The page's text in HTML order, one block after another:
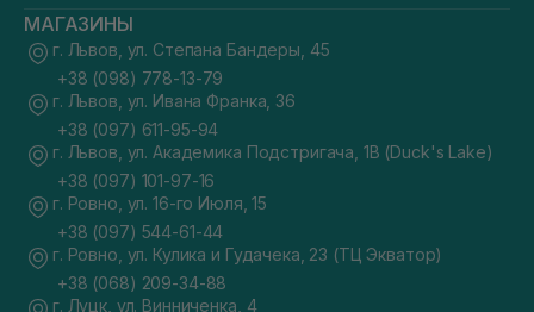
МАГАЗИНЫ
г. Львов, ул. Степана Бандеры, 45
+38 (098) 778-13-79
г. Львов, ул. Ивана Франка, 36
+38 (097) 611-95-94
г. Львов, ул. Академика Подстригача, 1В (Duck's Lake)
+38 (097) 101-97-16
г. Ровно, ул. 16-го Июля, 15
+38 (097) 544-61-44
г. Ровно, ул. Кулика и Гудачека, 23 (ТЦ Экватор)
+38 (068) 209-34-88
г. Луцк, ул. Винниченка, 4